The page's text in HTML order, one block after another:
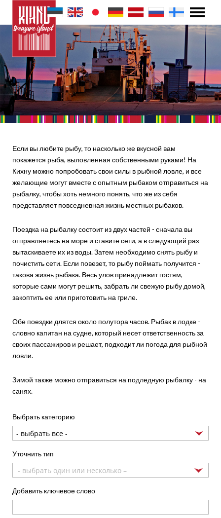
Если вы любите рыбу, то насколько же вкусной вам
покажется рыба, выловленная собственными руками! На
Кихну можно попробовать свои силы в рыбной ловле, и все
желающие могут вместе с опытным рыбаком отправиться на
рыбалку, чтобы хоть немного понять, что же из себя
представляет повседневная жизнь местных рыбаков.
Поездка на рыбалку состоит из двух частей - сначала вы
отправляетесь на море и ставите сети, а в следующий раз
вытаскиваете их из воды. Затем необходимо снять рыбу и
почистить сети. Если повезет, то рыбу поймать получится -
такова жизнь рыбака. Весь улов принадлежит гостям,
которые сами могут решить, забрать ли свежую рыбу домой,
закоптить ее или приготовить на гриле.
Обе поездки длятся около полутора часов. Рыбак в лодке -
словно капитан на судне, который несет ответственность за
своих пассажиров и решает, подходит ли погода для рыбной
ловли.
Зимой также можно отправиться на подледную рыбалку - на
санях.
Выбрать категорию
Уточнить тип
- выбрать один или несколько –
Добавить ключевое слово